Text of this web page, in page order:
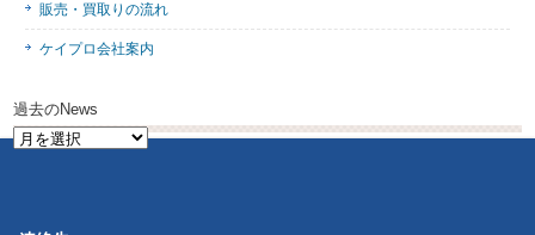
販売・買取りの流れ
ケイプロ会社案内
過去のNews
過